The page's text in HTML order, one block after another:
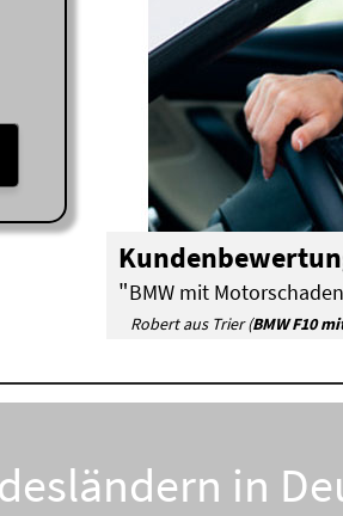
"BMW mit
Robert aus Trier (BMW F10
in